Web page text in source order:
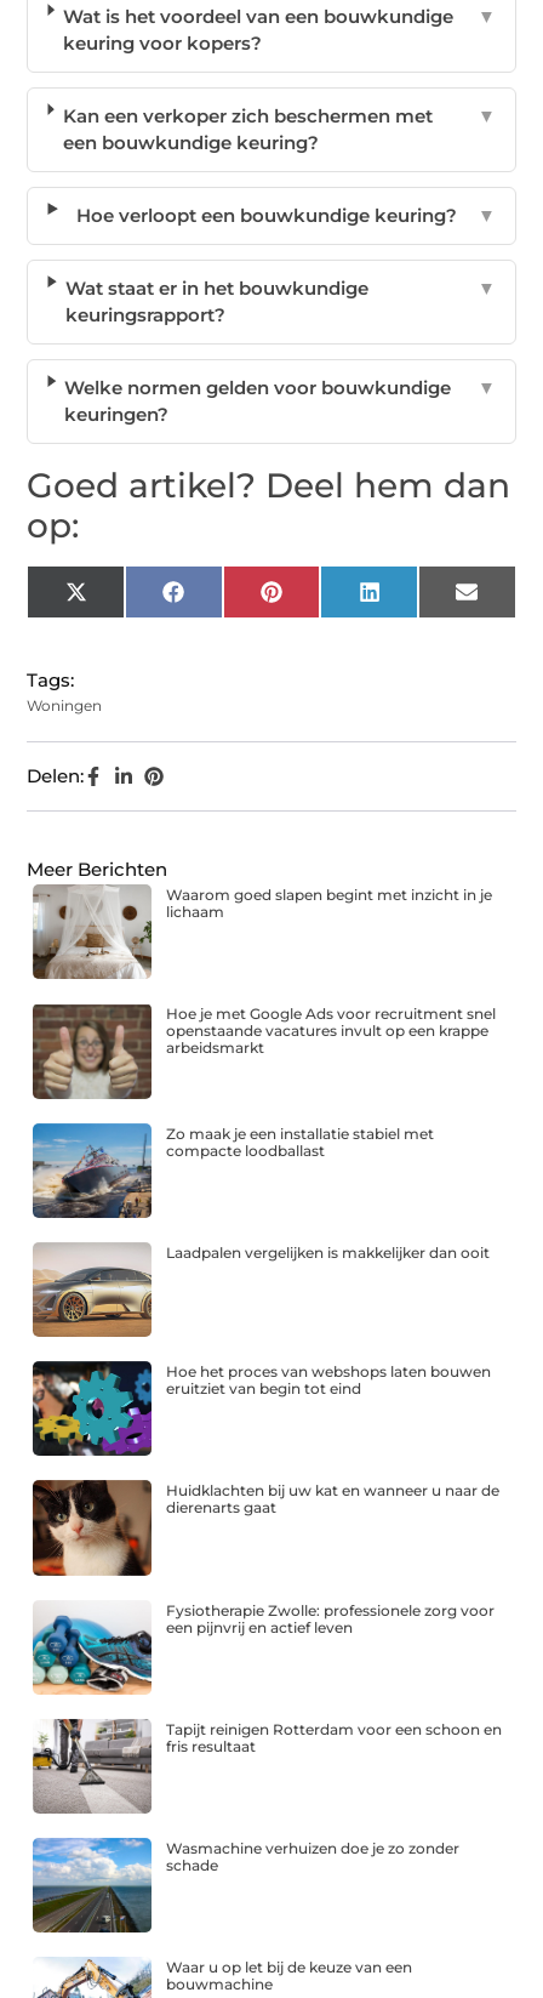
Wat is het voordeel van een bouwkundige
keuring voor kopers?
▼
Kan een verkoper zich beschermen met
een bouwkundige keuring?
▼
Hoe verloopt een bouwkundige keuring? ▼
Wat staat er in het bouwkundige
keuringsrapport?
▼
Welke normen gelden voor bouwkundige
keuringen?
▼
Goed artikel? Deel hem dan
op:
X
(Twitter)
Facebook Pinterest LinkedIn Email
Tags:
Woningen
Delen:
Meer Berichten
Waarom goed slapen begint met inzicht in je
lichaam
Hoe je met Google Ads voor recruitment snel
openstaande vacatures invult op een krappe
arbeidsmarkt
Zo maak je een installatie stabiel met
compacte loodballast
Laadpalen vergelijken is makkelijker dan ooit
Hoe het proces van webshops laten bouwen
eruitziet van begin tot eind
Huidklachten bij uw kat en wanneer u naar de
dierenarts gaat
Fysiotherapie Zwolle: professionele zorg voor
een pijnvrij en actief leven
Tapijt reinigen Rotterdam voor een schoon en
fris resultaat
Wasmachine verhuizen doe je zo zonder
schade
Waar u op let bij de keuze van een
bouwmachine